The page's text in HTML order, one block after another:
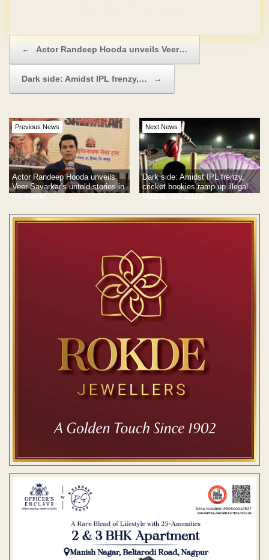
← Actor Randeep Hooda unveils Veer…
Dark side: Amidst IPL frenzy,… →
Previous News
Actor Randeep Hooda unveils
Veer Savarkar's untold stories in
his movie
Next News
Dark side: Amidst IPL frenzy,
cricket bookies ramp up illegal
betting operations